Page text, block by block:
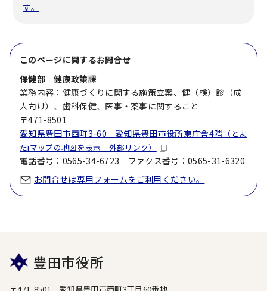
す。
このページに関するお問合せ
保健部 健康政策課
業務内容：健康づくりに関する施策立案、健（検）診（成
人向け）、歯科保健、医事・薬事に関すること
〒471-8501
愛知県豊田市西町3-60 愛知県豊田市役所東庁舎4階（ とよ
たiマップの地図を表示 外部リンク）
電話番号：0565-34-6723 ファクス番号：0565-31-6320
お問合せは専用フォームをご利用ください。
豊田市役所